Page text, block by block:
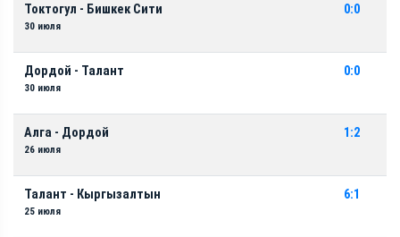
Токтогул - Бишкек Сити
30 июля
0:0
Дордой - Талант
30 июля
0:0
Алга - Дордой
26 июля
1:2
Талант - Кыргызалтын
25 июля
6:1